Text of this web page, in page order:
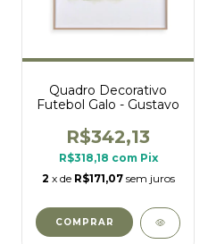
Quadro Decorativo
Futebol Galo - Gustavo
R$342,13
R$318,18 com Pix
2 x de R$171,07 sem juros
COMPRAR